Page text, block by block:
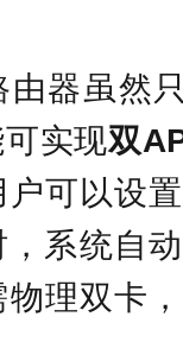
由器虽然
实现双
可以设
系统自
理双卡